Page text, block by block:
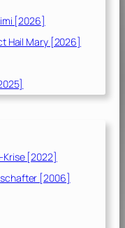
[2026]
Hail Mary [2026]
Krise [2022]
[2006]